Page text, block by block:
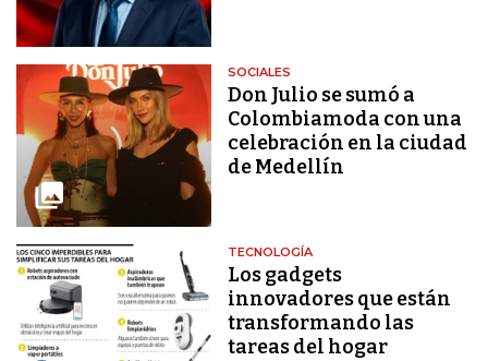
SOCIALES
Don Julio se sumó a
Colombiamoda con una
celebración en la ciudad
de Medellín
TECNOLOGÍA
Los gadgets
innovadores que están
transformando las
tareas del hogar